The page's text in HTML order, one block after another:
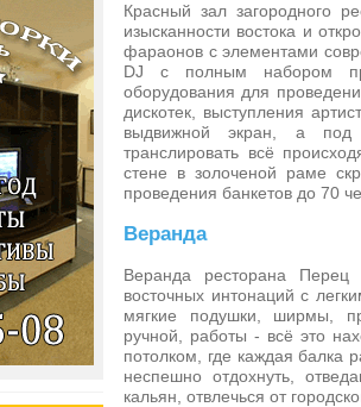
Красный зал загородного
изысканности востока и
фараонов с элементами
DJ с полным набором
оборудования для
дискотек, выступления
выдвижной экран, а под
транслировать всё
стене в золоченой раме
проведения банкетов до 70
Веранда
Веранда ресторана Перец
восточных интонаций с
мягкие подушки, ширмы,
ручной, работы - всё это
потолком, где каждая балка
неспешно отдохнуть,
кальян, отвлечься от